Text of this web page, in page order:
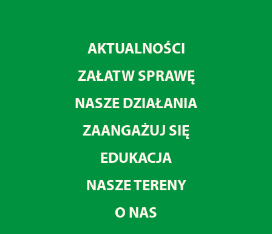
AKTUALNOŚCI
ZAŁATW SPRAWĘ
NASZE DZIAŁANIA
ZAANGAŻUJ SIĘ
EDUKACJA
NASZE TERENY
O NAS